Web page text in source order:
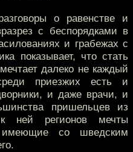
о равенстве и
с беспорядками в
и грабежах с
показывает, что стать
далеко не каждый
приезжих есть и
и даже врачи, и
пришельцев из
регионов мечты
со шведским